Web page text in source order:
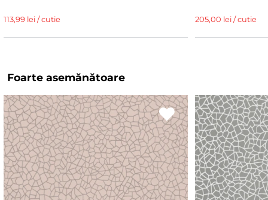
113,99 lei / cutie 205,00 lei / cutie
Foarte asemănătoare